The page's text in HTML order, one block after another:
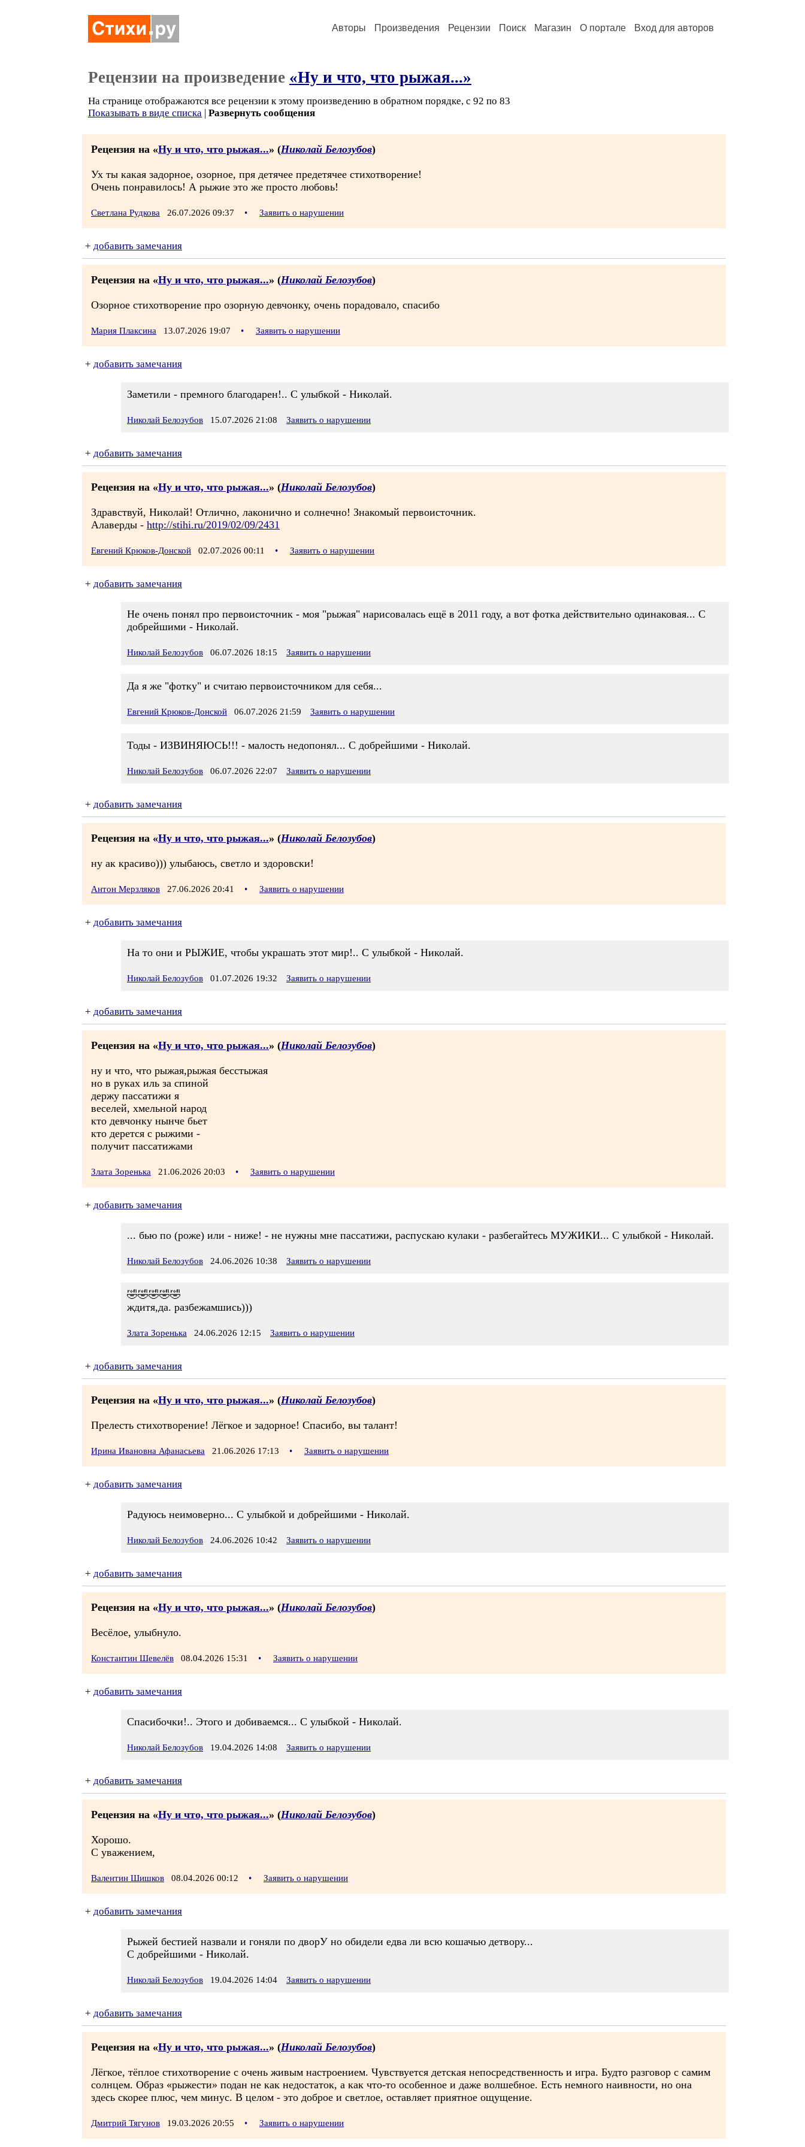
Авторы Произведения Рецензии Поиск Магазин О портале Вход для авторов
Рецензии на произведение «Ну и что, что рыжая...»
На странице отображаются все рецензии к этому произведению в обратном порядке, с 92 по 83
Показывать в виде списка | Развернуть сообщения
Рецензия на «Ну и что, что рыжая...» (Николай Белозубов)
Ух ты какая задорное, озорное, пря детячее предетячее стихотворение!
Очень понравилось! А рыжие это же просто любовь!
Светлана Рудкова 26.07.2026 09:37 • Заявить о нарушении
+ добавить замечания
Рецензия на «Ну и что, что рыжая...» (Николай Белозубов)
Озорное стихотворение про озорную девчонку, очень порадовало, спасибо
Мария Плаксина 13.07.2026 19:07 • Заявить о нарушении
+ добавить замечания
Заметили - премного благодарен!.. С улыбкой - Николай.
Николай Белозубов 15.07.2026 21:08 Заявить о нарушении
+ добавить замечания
Рецензия на «Ну и что, что рыжая...» (Николай Белозубов)
Здравствуй, Николай! Отлично, лаконично и солнечно! Знакомый первоисточник.
Алаверды - http://stihi.ru/2019/02/09/2431
Евгений Крюков-Донской 02.07.2026 00:11 • Заявить о нарушении
+ добавить замечания
Не очень понял про первоисточник - моя "рыжая" нарисовалась ещё в 2011 году, а вот фотка действительно одинаковая... С
добрейшими - Николай.
Николай Белозубов 06.07.2026 18:15 Заявить о нарушении
Да я же "фотку" и считаю первоисточником для себя...
Евгений Крюков-Донской 06.07.2026 21:59 Заявить о нарушении
Тоды - ИЗВИНЯЮСЬ!!! - малость недопонял... С добрейшими - Николай.
Николай Белозубов 06.07.2026 22:07 Заявить о нарушении
+ добавить замечания
Рецензия на «Ну и что, что рыжая...» (Николай Белозубов)
ну ак красиво))) улыбаюсь, светло и здоровски!
Антон Мерзляков 27.06.2026 20:41 • Заявить о нарушении
+ добавить замечания
На то они и РЫЖИЕ, чтобы украшать этот мир!.. С улыбкой - Николай.
Николай Белозубов 01.07.2026 19:32 Заявить о нарушении
+ добавить замечания
Рецензия на «Ну и что, что рыжая...» (Николай Белозубов)
ну и что, что рыжая,рыжая бесстыжая
но в руках иль за спиной
держу пассатижи я
веселей, хмельной народ
кто девчонку нынче бьет
кто дерется с рыжими -
получит пассатижами
Злата Зоренька 21.06.2026 20:03 • Заявить о нарушении
+ добавить замечания
... бью по (роже) или - ниже! - не нужны мне пассатижи, распускаю кулаки - разбегайтесь МУЖИКИ... С улыбкой - Николай.
Николай Белозубов 24.06.2026 10:38 Заявить о нарушении
🤣🤣🤣🤣🤣
ждитя,да. разбежамшись)))
Злата Зоренька 24.06.2026 12:15 Заявить о нарушении
+ добавить замечания
Рецензия на «Ну и что, что рыжая...» (Николай Белозубов)
Прелесть стихотворение! Лёгкое и задорное! Спасибо, вы талант!
Ирина Ивановна Афанасьева 21.06.2026 17:13 • Заявить о нарушении
+ добавить замечания
Радуюсь неимоверно... С улыбкой и добрейшими - Николай.
Николай Белозубов 24.06.2026 10:42 Заявить о нарушении
+ добавить замечания
Рецензия на «Ну и что, что рыжая...» (Николай Белозубов)
Весёлое, улыбнуло.
Константин Шевелёв 08.04.2026 15:31 • Заявить о нарушении
+ добавить замечания
Спасибочки!.. Этого и добиваемся... С улыбкой - Николай.
Николай Белозубов 19.04.2026 14:08 Заявить о нарушении
+ добавить замечания
Рецензия на «Ну и что, что рыжая...» (Николай Белозубов)
Хорошо.
С уважением,
Валентин Шишков 08.04.2026 00:12 • Заявить о нарушении
+ добавить замечания
Рыжей бестией назвали и гоняли по дворУ но обидели едва ли всю кошачью детвору...
С добрейшими - Николай.
Николай Белозубов 19.04.2026 14:04 Заявить о нарушении
+ добавить замечания
Рецензия на «Ну и что, что рыжая...» (Николай Белозубов)
Лёгкое, тёплое стихотворение с очень живым настроением. Чувствуется детская непосредственность и игра. Будто разговор с самим
солнцем. Образ «рыжести» подан не как недостаток, а как что-то особенное и даже волшебное. Есть немного наивности, но она
здесь скорее плюс, чем минус. В целом - это доброе и светлое, оставляет приятное ощущение.
Дмитрий Тягунов 19.03.2026 20:55 • Заявить о нарушении